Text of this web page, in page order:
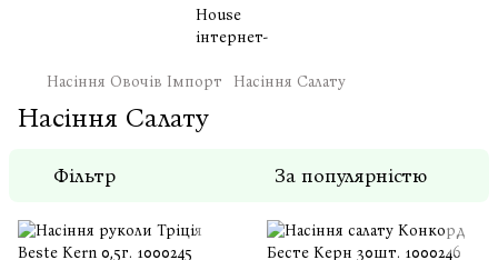
Насіння Овочів Імпорт Насіння Салату
Насіння Салату
Фільтр За популярністю